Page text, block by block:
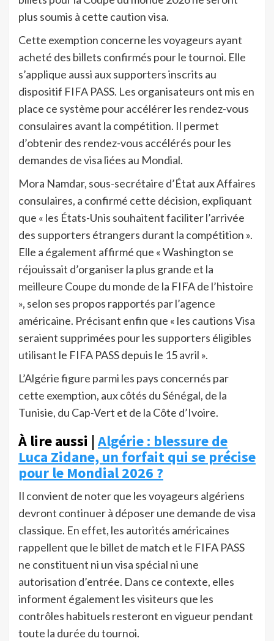
plus soumis à cette caution visa.
Cette exemption concerne les voyageurs ayant
acheté des billets confirmés pour le tournoi. Elle
s’applique aussi aux supporters inscrits au
dispositif FIFA PASS. Les organisateurs ont mis en
place ce système pour accélérer les rendez-vous
consulaires avant la compétition. Il permet
d’obtenir des rendez-vous accélérés pour les
demandes de visa liées au Mondial.
Mora Namdar, sous-secrétaire d’État aux Affaires
consulaires, a confirmé cette décision, expliquant
que « les États-Unis souhaitent faciliter l’arrivée
des supporters étrangers durant la compétition ».
Elle a également affirmé que « Washington se
réjouissait d’organiser la plus grande et la
meilleure Coupe du monde de la FIFA de l’histoire
», selon ses propos rapportés par l’agence
américaine. Précisant enfin que « les cautions Visa
seraient supprimées pour les supporters éligibles
utilisant le FIFA PASS depuis le 15 avril ».
L’Algérie figure parmi les pays concernés par
cette exemption, aux côtés du Sénégal, de la
Tunisie, du Cap-Vert et de la Côte d’Ivoire.
À lire aussi |Algérie : blessure de
Luca Zidane, un forfait qui se précise
pour le Mondial 2026 ?
Il convient de noter que les voyageurs algériens
devront continuer à déposer une demande de visa
classique. En effet, les autorités américaines
rappellent que le billet de match et le FIFA PASS
ne constituent ni un visa spécial ni une
autorisation d’entrée. Dans ce contexte, elles
informent également les visiteurs que les
contrôles habituels resteront en vigueur pendant
toute la durée du tournoi.